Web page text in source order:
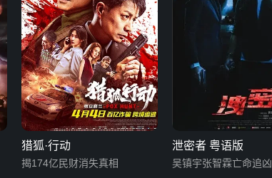
猎狐·行动
揭174亿民财消失真相
泄密者 粤语版
吴镇宇张智霖亡命追凶